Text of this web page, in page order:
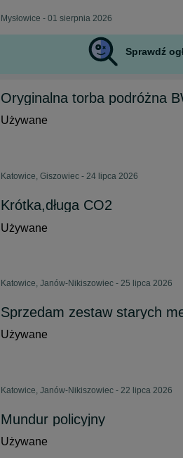
Mysłowice - 01 sierpnia 2026
Sprawdź
Oryginalna torba podróżna
Używane
Katowice, Giszowiec - 24 lipca 2026
Krótka,długa CO2
Używane
Katowice, Janów-Nikiszowiec - 25 lipca 2026
Sprzedam zestaw starych
Używane
Katowice, Janów-Nikiszowiec - 22 lipca 2026
Mundur policyjny
Używane